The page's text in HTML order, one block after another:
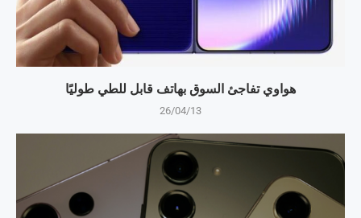
هواوي تفاجئ السوق بهاتف قابل للطي طوليًا
26/04/13